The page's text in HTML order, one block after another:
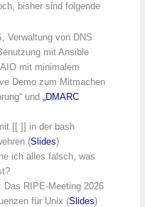
bisher sind folgende
Verwaltung von DNS
mit Ansible
mit minimalem
Demo zum Mitmachen
und
„DMARC
[[ ]] in der bash
(Slides)
ich alles falsch, was
Das RIPE-Meeting 2026
für Unix (Slides)